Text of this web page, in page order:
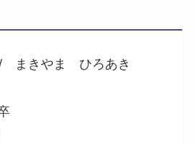
まきやま ひろあき